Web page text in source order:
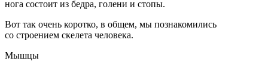
нога состоит из бедра, голени и стопы.
Вот так очень коротко, в общем, мы познакомились
со строением скелета человека.
Мышцы